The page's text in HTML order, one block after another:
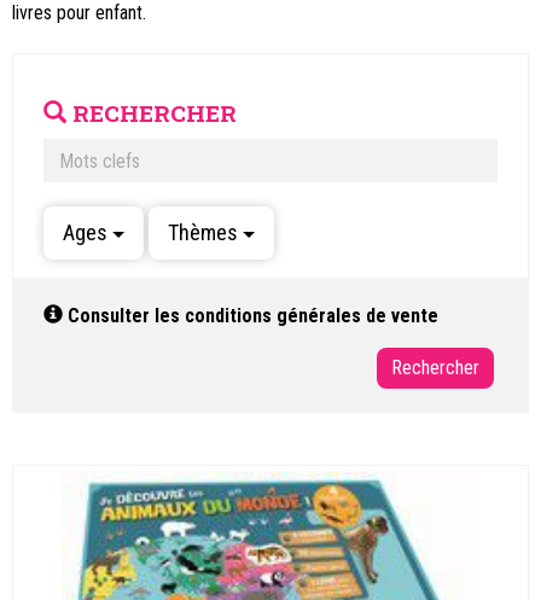
livres pour enfant.
RECHERCHER
Ages Thèmes
Consulter les conditions générales de vente